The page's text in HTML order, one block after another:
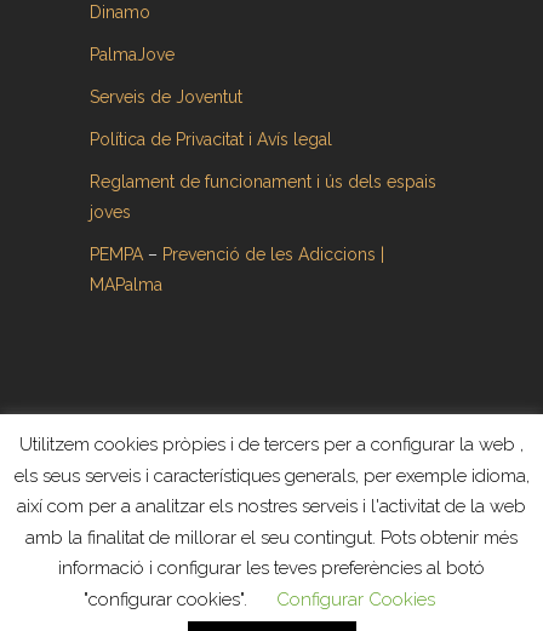
Dinamo
PalmaJove
Serveis de Joventut
Política de Privacitat i Avís legal
Reglament de funcionament i ús dels espais
joves
PEMPA – Prevenció de les Adiccions |
MAPalma
Tots els drets reservats ©. Web creada y
Utilitzem cookies pròpies i de tercers per a configurar la web ,
els seus serveis i característiques generals, per exemple idioma,
així com per a analitzar els nostres serveis i l'activitat de la web
amb la finalitat de millorar el seu contingut. Pots obtenir més
informació i configurar les teves preferències al botó
"configurar cookies".
Configurar Cookies